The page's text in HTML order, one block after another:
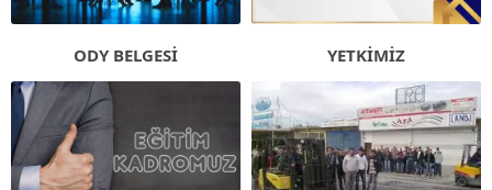
ODY BELGESİ YETKİMİZ